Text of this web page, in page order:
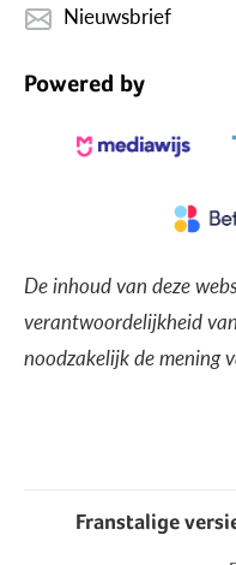
Nieuwsbrief
Powered by
De inhoud van deze
verantwoordelijkheid
noodzakelijk de mening
Franstalige